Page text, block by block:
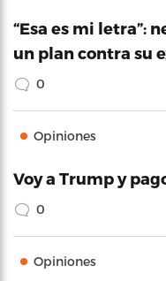
“Esa es mi letra”:
un plan contra su
0
Opiniones
Voy a Trump y
0
Opiniones